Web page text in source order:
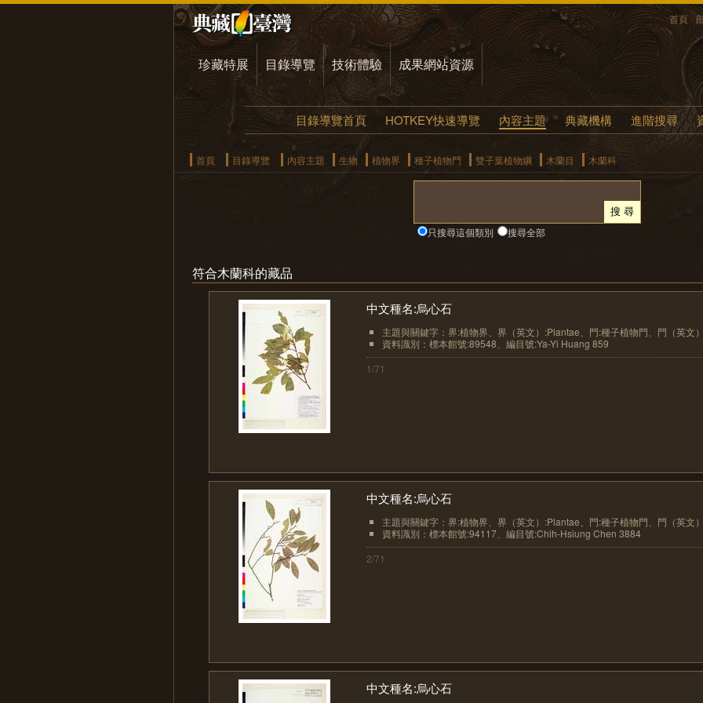
首頁
珍藏特展 目錄導覽 技術體驗 成果網站資源
目錄導覽首頁 HOTKEY快速導覽 內容主題 典藏機構 進階搜尋
首頁 目錄導覽 內容主題 生物 植物界 種子植物門 雙子葉植物綱 木蘭目 木蘭科
只搜尋這個類別 搜尋全部
符合木蘭科的藏品
中文種名:烏心石
主題與關鍵字：界:植物界、界（英文）:Plantae、門:種子植物門、門（英文
資料識別：標本館號:89548、編目號:Ya-Yi Huang 859
1/71
中文種名:烏心石
主題與關鍵字：界:植物界、界（英文）:Plantae、門:種子植物門、門（英文
資料識別：標本館號:94117、編目號:Chih-Hsiung Chen 3884
2/71
中文種名:烏心石